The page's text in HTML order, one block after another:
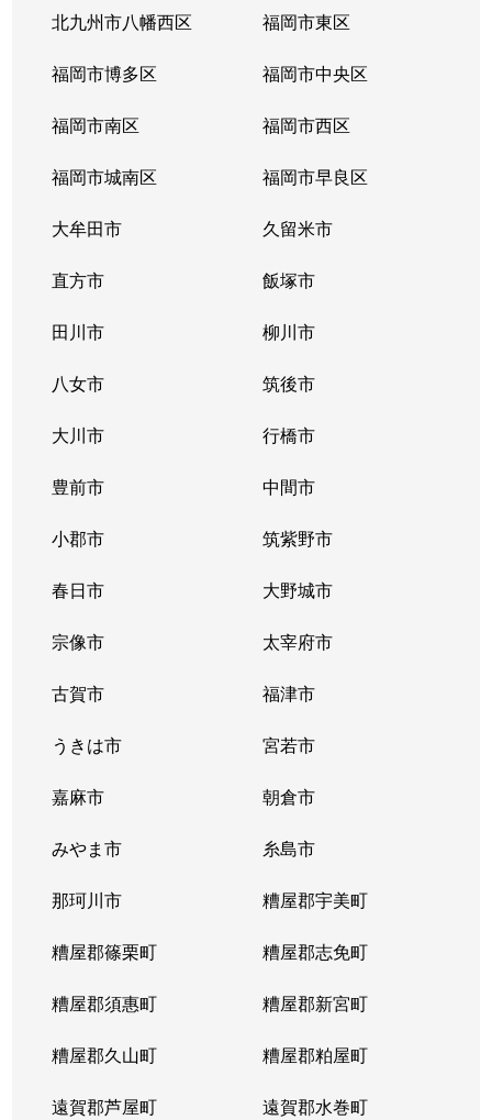
北九州市八幡西区 福岡市東区
福岡市博多区 福岡市中央区
福岡市南区 福岡市西区
福岡市城南区 福岡市早良区
大牟田市 久留米市
直方市 飯塚市
田川市 柳川市
八女市 筑後市
大川市 行橋市
豊前市 中間市
小郡市 筑紫野市
春日市 大野城市
宗像市 太宰府市
古賀市 福津市
うきは市 宮若市
嘉麻市 朝倉市
みやま市 糸島市
那珂川市 糟屋郡宇美町
糟屋郡篠栗町 糟屋郡志免町
糟屋郡須惠町 糟屋郡新宮町
糟屋郡久山町 糟屋郡粕屋町
遠賀郡芦屋町 遠賀郡水巻町